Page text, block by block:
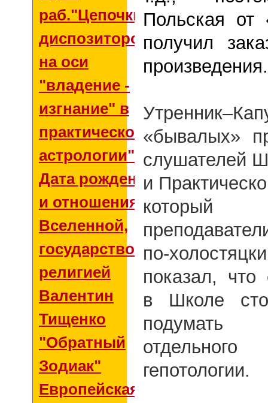
раб."Цепочки
диспозиторов
на оси
"владение -
изгнание" в
практической
астрологии"
Дата рождения
и отношения со
Вселенной,
государством и
религией
Валентин
Тищенко
"Обратный
Зодиак"
Европейская
Польская от
получил
«бывалых»
слушателей
и
по-
показал, что
в Школе
подумать
гепотологии.